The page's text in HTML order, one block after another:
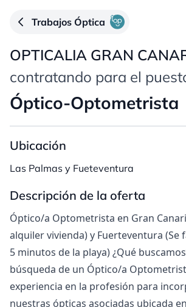
Trabajos Óptica
OPTICALIA GRAN
contratando para el
Óptico-Optometrista
Ubicación
Las Palmas y Fueteventura
Descripción de la oferta
Óptico/a Optometrista en Gran
alquiler vivienda) y Fuerteventura (Se
5 minutos de la playa) ¿Qué
búsqueda de un Óptico/a
experiencia en la profesión para
nuestras ópticas asociadas ubicada